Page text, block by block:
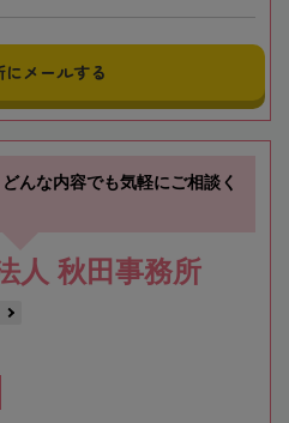
メールする
んな内容でも気軽にご相談く
人 秋田事務所